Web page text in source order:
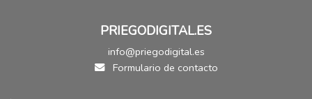
PRIEGODIGITAL.ES
info@priegodigital.es
Formulario de contacto